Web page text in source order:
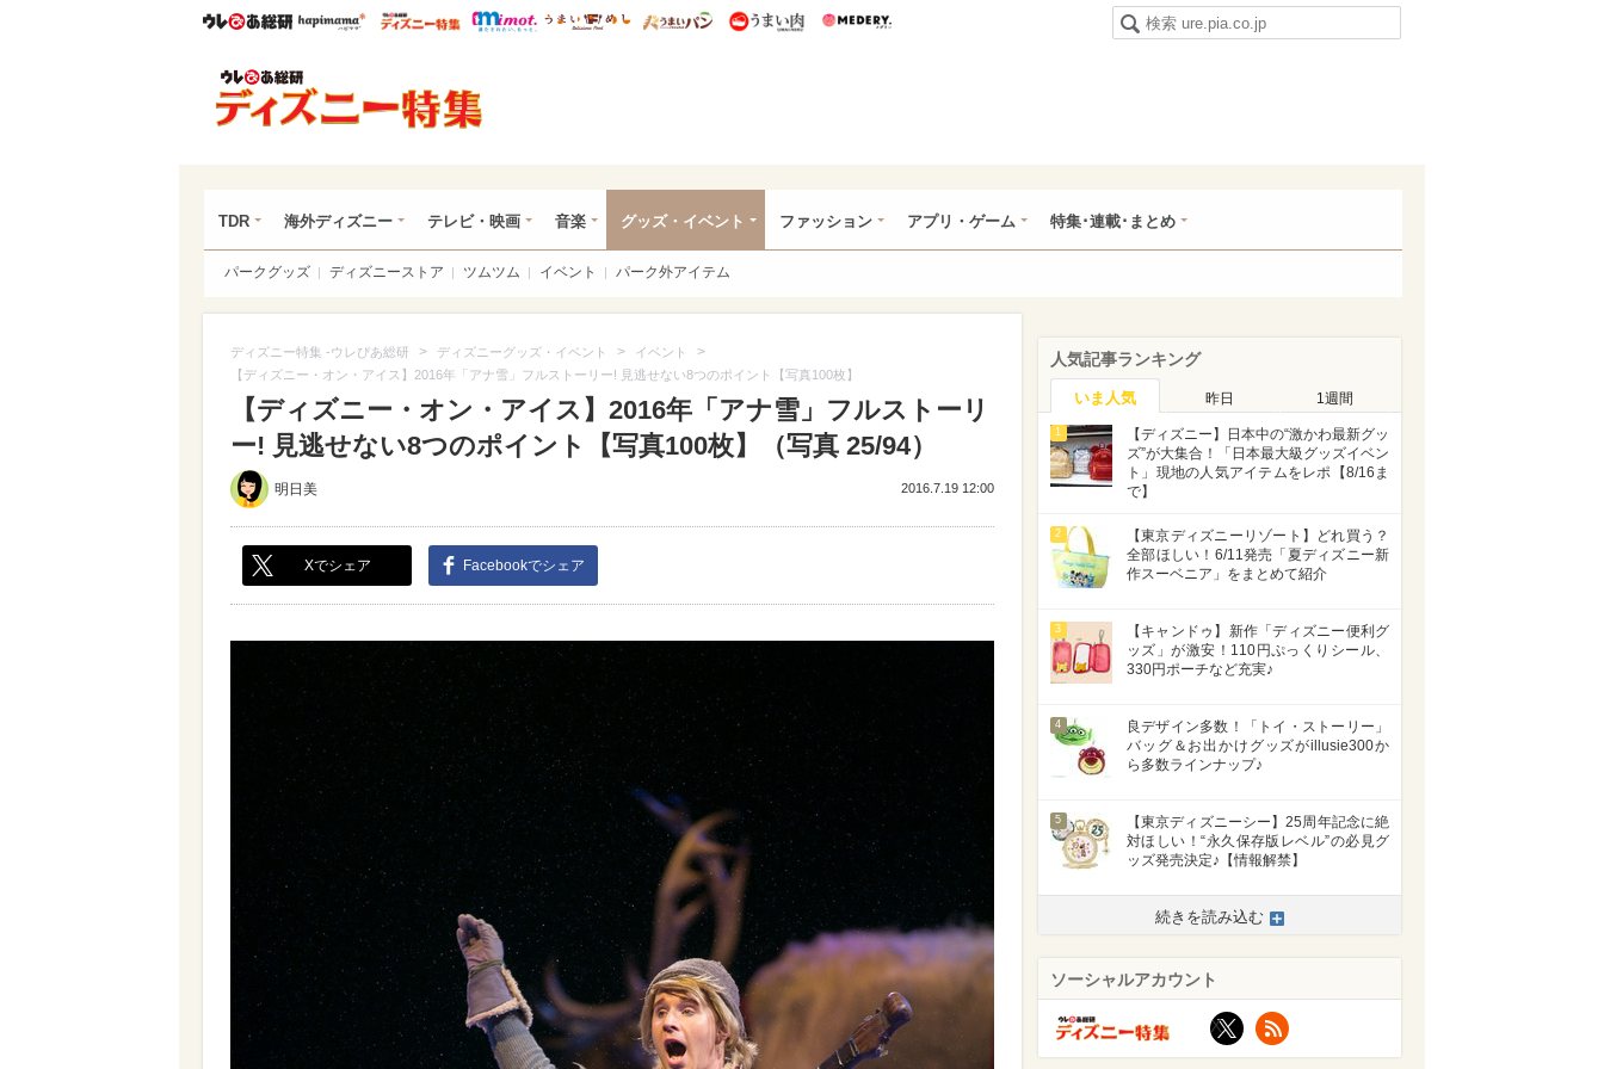
ウレぴあ総研ハピママ* ウレぴあ総研 ディズニー特集
mimot. うまいめし うまいパン うまい肉
TDR 海外ディズニー テレビ・映画 音楽 グッズ・イベント ファッション アプリ・ゲーム 特集･連載･まとめ
パークグッズ ディズニーストア ツムツム イベント パーク外アイテム
ディズニー特集 -ウレぴあ総研 > ディズニーグッズ・イベント > イベント >
【ディズニー・オン・アイス】2016年「アナ雪」フルストーリー! 見逃せない8つのポイント【写真100枚】
【ディズニー・オン・アイス】2016年「アナ雪」フルストーリ
ー! 見逃せない8つのポイント【写真100枚】（写真 25/94）
明日美 2016.7.19 12:00
Xでシェア Facebookでシェア
人気記事ランキング
いま人気 昨日 1週間
1
【ディズニー】日本中の“激かわ最新グッ
ズ”が大集合！「日本最大級グッズイベン
ト」現地の人気アイテムをレポ【8/16ま
で】
2
【東京ディズニーリゾート】どれ買う？
全部ほしい！6/11発売「夏ディズニー新
作スーベニア」をまとめて紹介
3
【キャンドゥ】新作「ディズニー便利グ
ッズ」が激安！110円ぷっくりシール、
330円ポーチなど充実♪
4
良デザイン多数！「トイ・ストーリー」
バッグ＆お出かけグッズがillusie300か
ら多数ラインナップ♪
5
【東京ディズニーシー】25周年記念に絶
対ほしい！“永久保存版レベル”の必見グ
ッズ発売決定♪【情報解禁】
続きを読み込む
ソーシャルアカウント
X